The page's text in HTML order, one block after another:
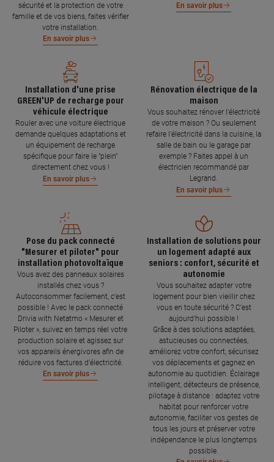
sécurité et la protection de votre
famille et de vos biens, faites vérifier
votre installation.
En savoir plus
En savoir plus
Installation d'une prise
GREEN'UP de recharge pour
véhicule électrique
Rouler avec une voiture électrique
demande quelques adaptations et
un équipement de recharge
spécifique pour faire le "plein"
directement chez vous !
En savoir plus
Rénovation électrique de la
maison
Vous souhaitez rénover l'électricité
de votre maison ? Ou seulement
refaire l'électricité dans la cuisine, la
salle de bain ou le garage par
exemple ? Faites appel à un
électricien recommandé par
Legrand.
En savoir plus
Pose du pack connecté
"Mesurer et piloter" pour
installation photovoltaïque
Vous avez des panneaux solaires
installés chez vous ?
Autoconsommer facilement, c’est
possible ! Avec le pack connecté
Drivia with Netatmo « Mesurer et
Piloter », suivez en temps réel votre
production solaire et agissez sur
vos appareils énergivores afin de
réduire vos factures d’électricité.
En savoir plus
Installation de solutions pour
un logement adapté aux
seniors : confort, sécurité et
autonomie
Vous souhaitez adapter votre
logement pour bien vieillir chez
vous en toute sécurité ? C’est
aujourd’hui possible !
Grâce à des solutions adaptées,
astucieuses ou connectées,
améliorez votre confort, sécurisez
vos déplacements et gagnez en
autonomie au quotidien. Éclairage
intelligent, détecteurs de présence,
pilotage à distance : adaptez votre
habitat pour renforcer votre
autonomie, faciliter vos gestes de
tous les jours et préserver votre
indépendance le plus longtemps
possible.